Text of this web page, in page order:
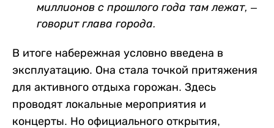
миллионов с прошлого года там лежат, –
говорит глава города.
В итоге набережная условно введена в
эксплуатацию. Она стала точкой притяжения
для активного отдыха горожан. Здесь
проводят локальные мероприятия и
концерты. Но официального открытия,